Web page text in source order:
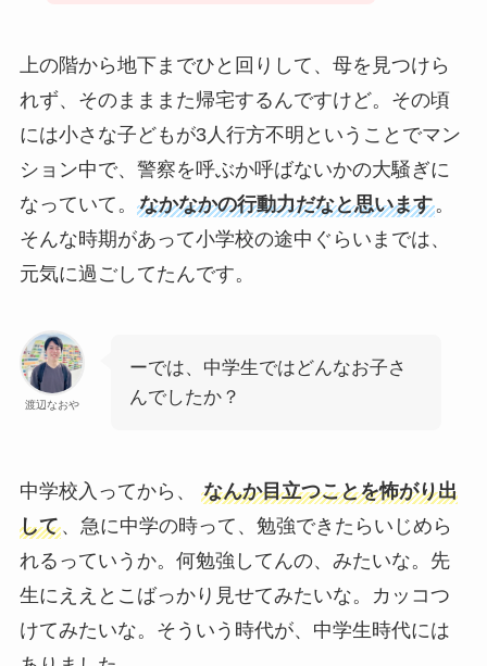
上の階から地下までひと回りして、母を見つけら
れず、そのまままた帰宅するんですけど。その頃
には小さな子どもが3人行方不明ということでマン
ション中で、警察を呼ぶか呼ばないかの大騒ぎに
なっていて。 なかなかの行動力だなと思います。
そんな時期があって小学校の途中ぐらいまでは、
元気に過ごしてたんです。
渡辺なおや
ーでは、中学生ではどんなお子さ
んでしたか？
中学校入ってから、 なんか目立つことを怖がり出
して、急に中学の時って、勉強できたらいじめら
れるっていうか。何勉強してんの、みたいな。先
生にええとこばっかり見せてみたいな。カッコつ
けてみたいな。そういう時代が、中学生時代には